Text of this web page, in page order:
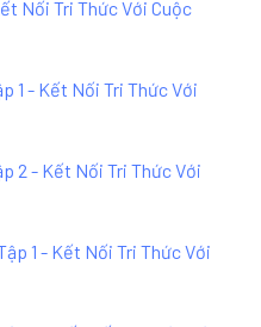
Nối Tri Thức Với Cuộc
1 - Kết Nối Tri Thức Với
2 - Kết Nối Tri Thức Với
1 - Kết Nối Tri Thức Với